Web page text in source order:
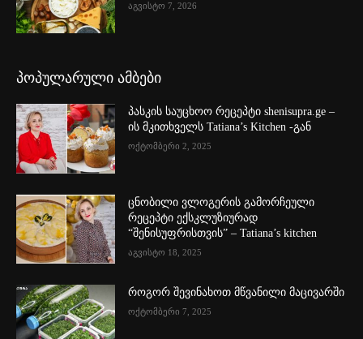
აგვისტო 7, 2026
პოპულარული ამბები
პასკის საუცხოო რეცეპტი shenisupra.ge –
ის მკითხველს Tatiana’s Kitchen -გან
ოქტომბერი 2, 2025
ცნობილი ვლოგერის გამორჩეული
რეცეპტი ექსკლუზიურად
“შენისუფრისთვის” – Tatiana’s kitchen
აგვისტო 18, 2025
როგორ შევინახოთ მწვანილი მაცივარში
ოქტომბერი 7, 2025